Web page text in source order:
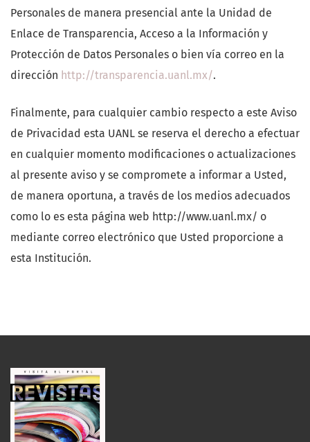
Personales de manera presencial ante la Unidad de
Enlace de Transparencia, Acceso a la Información y
Protección de Datos Personales o bien vía correo en la
dirección http://transparencia.uanl.mx/.
Finalmente, para cualquier cambio respecto a este Aviso
de Privacidad esta UANL se reserva el derecho a efectuar
en cualquier momento modificaciones o actualizaciones
al presente aviso y se compromete a informar a Usted,
de manera oportuna, a través de los medios adecuados
como lo es esta página web http://www.uanl.mx/ o
mediante correo electrónico que Usted proporcione a
esta Institución.